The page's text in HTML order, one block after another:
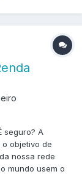
seguro? A
objetivo de
nossa rede
mundo usem o